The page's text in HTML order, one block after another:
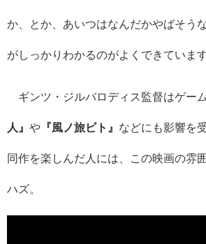
か、とか、あいつはなんだかやばそう
がしっかりわかるのがよくできています
ギンツ・ジルバロディス監督はゲー
人』 や 『風ノ旅ビト』 などにも影響を
同作を楽しんだ人には、この映画の雰
ハズ。